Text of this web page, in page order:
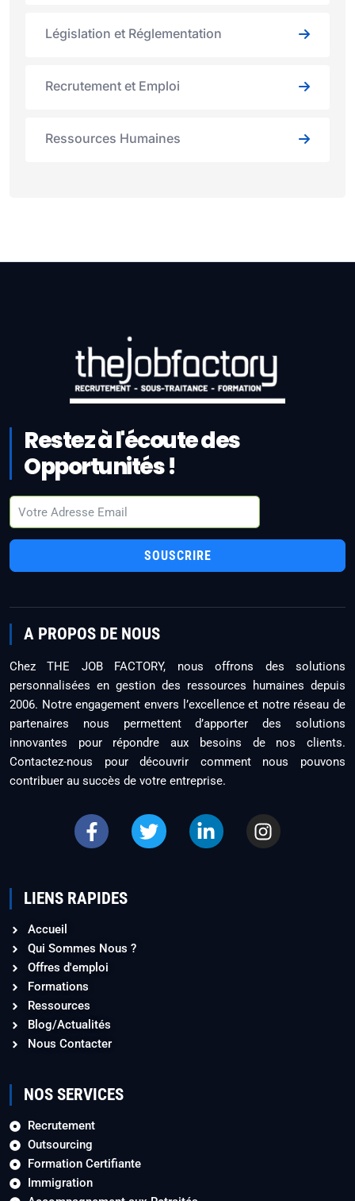
Législation et Réglementation
Recrutement et Emploi
Ressources Humaines
Restez à l'écoute des
Opportunités !
SOUSCRIRE
A PROPOS DE NOUS
Chez THE JOB FACTORY, nous offrons des solutions
personnalisées en gestion des ressources humaines depuis
2006. Notre engagement envers l’excellence et notre réseau de
partenaires nous permettent d’apporter des solutions
innovantes pour répondre aux besoins de nos clients.
Contactez-nous pour découvrir comment nous pouvons
contribuer au succès de votre entreprise.
LIENS RAPIDES
Accueil
Qui Sommes Nous ?
Offres d'emploi
Formations
Ressources
Blog/Actualités
Nous Contacter
NOS SERVICES
Recrutement
Outsourcing
Formation Certifiante
Immigration